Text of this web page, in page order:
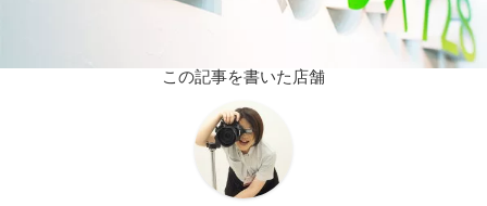
この記事を書いた店舗